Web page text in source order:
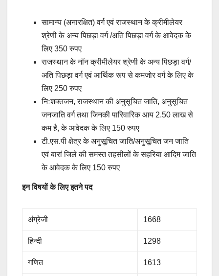
सामान्य (अनारक्षित) वर्ग एवं राजस्थान के क्रीमीलेयर
श्रेणी के अन्य पिछड़ा वर्ग /अति पिछड़ा वर्ग के आवेदक के
लिए 350 रुपए
राजस्थान के नॉन क्रीमीलेयर श्रेणी के अन्य पिछड़ा वर्ग/
अति पिछड़ा वर्ग एवं आर्थिक रूप से कमजोर वर्ग के लिए के
लिए 250 रुपए
निःशक्तजन, राजस्थान की अनुसूचित जाति, अनुसूचित
जनजाति वर्ग तथा जिनकी पारिवारिक आय 2.50 लाख से
कम है, के आवेदक के लिए 150 रुपए
टी.एस.पी क्षेत्र के अनुसूचित जाति/अनुसूचित जन जाति
एवं बारां जिले की समस्त तहसीलों के सहरिया आदिम जाति
के आवेदक के लिए 150 रुपए
इन विषयों के लिए इतने पद
अंग्रेजी 1668
हिन्दी 1298
गणित 1613